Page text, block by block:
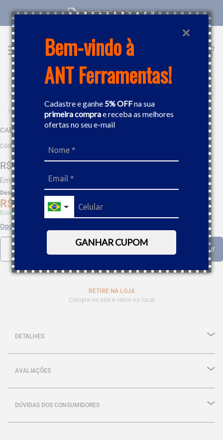
Bem-vindo à
ANT Ferramentas!
Cadastre e ganhe5% OFFna sua
primeira comprae receba as melhores
ofertas no seu e-mail
GANHAR CUPOM
COMPRE COM CNPJ NO SITE
Buscar
FERRAMENTAS MANUAIS CABOS E CONECTORES
CABO ARTICULADO GEDORE 3/8"
Código
R$ 176
Em até 19,56sem juros
Desc. de
R$ 29
Economize 5% à vista com Boleto, PIX
Opções de parcelamento
RETIRE NA LOJA
Compre no site e retire no local
DETALHES
AVALIAÇÕES
DÚVIDAS DOS CONSUMIDORES